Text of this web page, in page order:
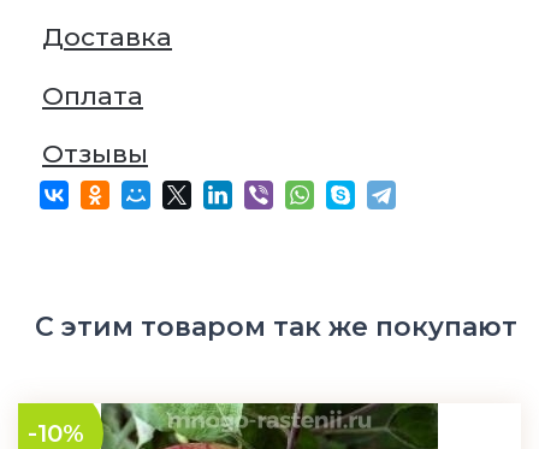
Доставка
Оплата
Отзывы
С этим товаром так же покупают
-10%